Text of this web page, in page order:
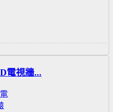
電視牆...